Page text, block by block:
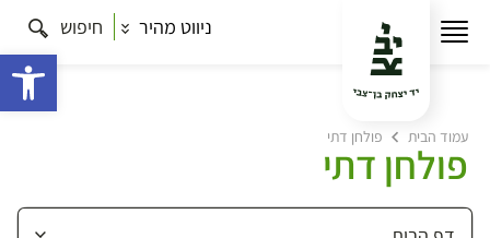
ניווט מהיר חיפוש
עמוד הבית פולחן דתי
פולחן דתי